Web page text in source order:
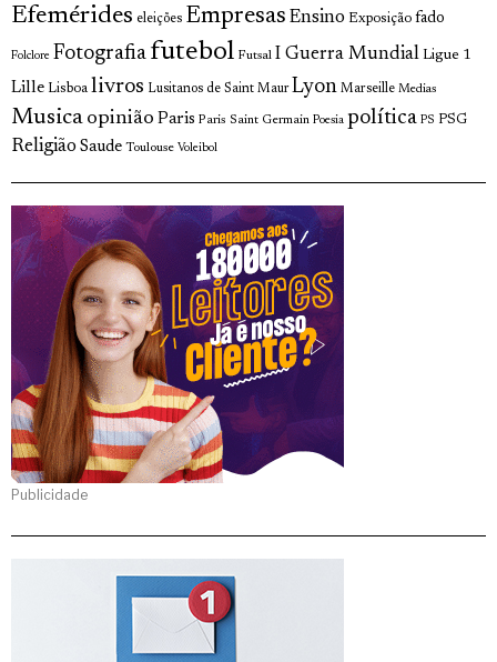
Efemérides eleições Empresas Ensino Exposição fado
Folclore Fotografia futebol Futsal I Guerra Mundial Ligue 1
Lille Lisboa livros Lusitanos de Saint Maur Lyon Marseille Medias
Musica opinião Paris Paris Saint Germain Poesia política PS PSG
Religião Saude Toulouse Voleibol
Publicidade